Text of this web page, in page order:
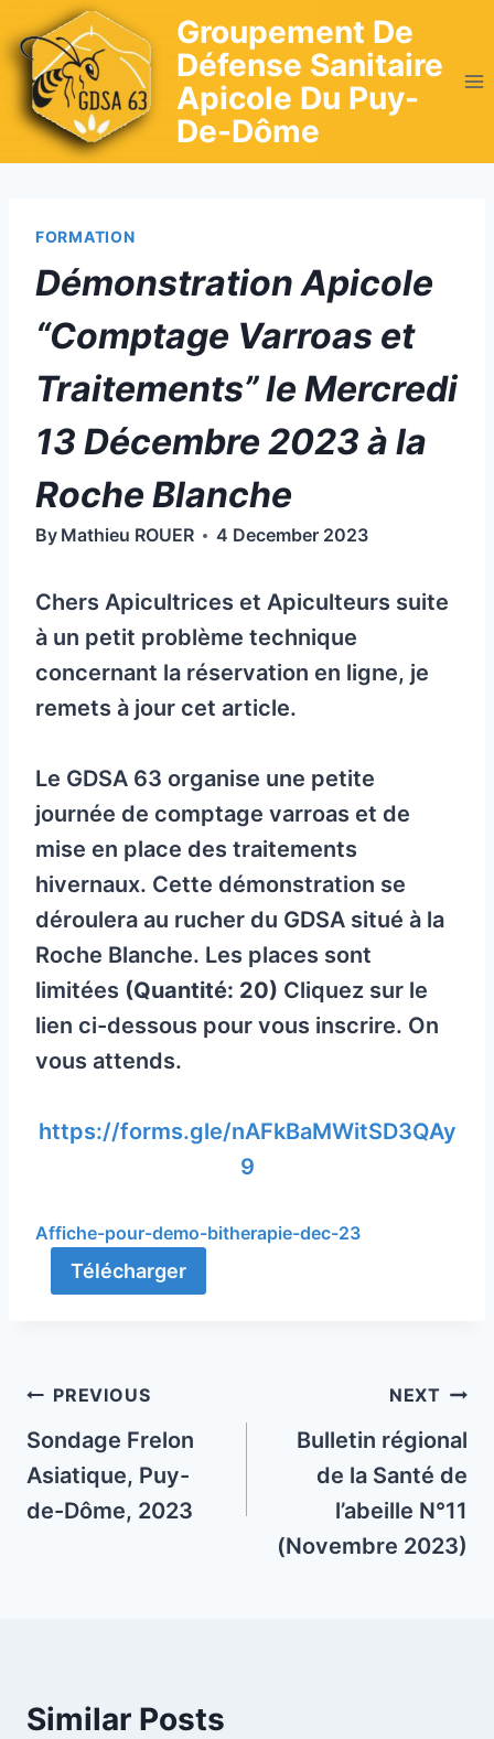
to
content
Groupement De
Défense Sanitaire
Apicole Du Puy-
De-Dôme
FORMATION
Démonstration Apicole
“Comptage Varroas et
Traitements” le Mercredi
13 Décembre 2023 à la
Roche Blanche
By Mathieu ROUER 4 December 2023
Chers Apicultrices et Apiculteurs suite
à un petit problème technique
concernant la réservation en ligne, je
remets à jour cet article.
Le GDSA 63 organise une petite
journée de comptage varroas et de
mise en place des traitements
hivernaux. Cette démonstration se
déroulera au rucher du GDSA situé à la
Roche Blanche. Les places sont
limitées (Quantité: 20) Cliquez sur le
lien ci-dessous pour vous inscrire. On
vous attends.
https://forms.gle/nAFkBaMWitSD3QAy
9
Affiche-pour-demo-bitherapie-dec-23
Télécharger
Post
navigation
PREVIOUS
Sondage Frelon
Asiatique, Puy-
de-Dôme, 2023
NEXT
Bulletin régional
de la Santé de
l’abeille N°11
(Novembre 2023)
Similar Posts